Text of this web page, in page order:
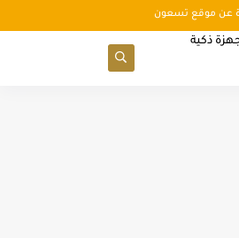
عن موقع تسعون
ذكية